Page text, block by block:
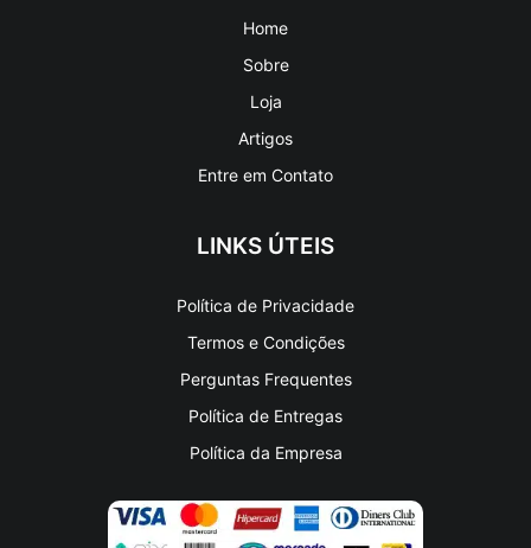
Home
Sobre
Loja
Artigos
Entre em Contato
LINKS ÚTEIS
Política de Privacidade
Termos e Condições
Perguntas Frequentes
Política de Entregas
Política da Empresa